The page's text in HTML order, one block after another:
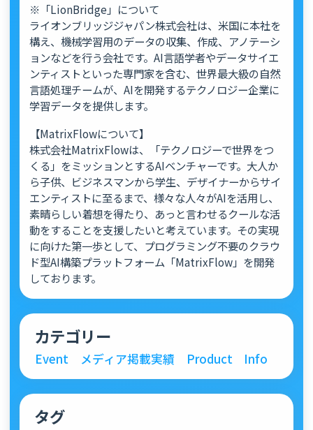
※「LionBridge」について
ライオンブリッジジャパン株式会社は、米国に本社を
構え、機械学習用のデータの収集、作成、アノテーシ
ョンなどを行う会社です。AI言語学者やデータサイエ
ンティストといった専門家を含む、世界最大級の自然
言語処理チームが、AIを開発するテクノロジー企業に
学習データを提供します。
【MatrixFlowについて】
株式会社MatrixFlowは、「テクノロジーで世界をつ
くる」をミッションとするAIベンチャーです。大人か
ら子供、ビジネスマンから学生、デザイナーからサイ
エンティストに至るまで、様々な人々がAIを活用し、
素晴らしい着想を得たり、あっと言わせるクールな活
動をすることを支援したいと考えています。その実現
に向けた第一歩として、プログラミング不要のクラウ
ド型AI構築プラットフォーム「MatrixFlow」を開発
しております。
カテゴリー
Event メディア掲載実績 Product Info
タグ